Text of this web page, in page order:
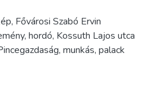
Fővárosi Szabó Ervin
hordó, Kossuth Lajos utca
munkás, palack